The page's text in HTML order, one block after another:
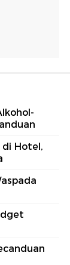
di Hotel,